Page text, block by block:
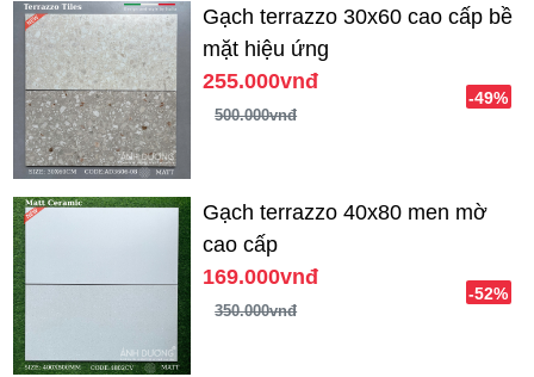
Gạch terrazzo 30x60 cao cấp bề
mặt hiệu ứng
255.000vnđ
500.000vnđ
-49%
Gạch terrazzo 40x80 men mờ
cao cấp
169.000vnđ
350.000vnđ
-52%